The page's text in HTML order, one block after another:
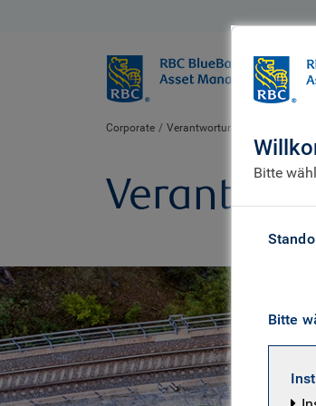
BlueBay
Corporate Verantwortung für unser
Bitte
Bitte